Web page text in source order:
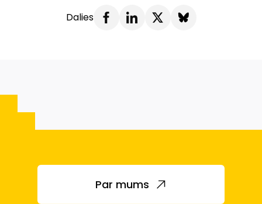
Dalies
Par mums